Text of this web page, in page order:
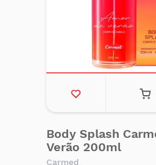
Body Splash
Verão 200ml
Carmed